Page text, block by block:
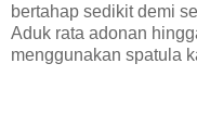
bertahap sedikit demi
Aduk rata adonan
menggunakan spatula